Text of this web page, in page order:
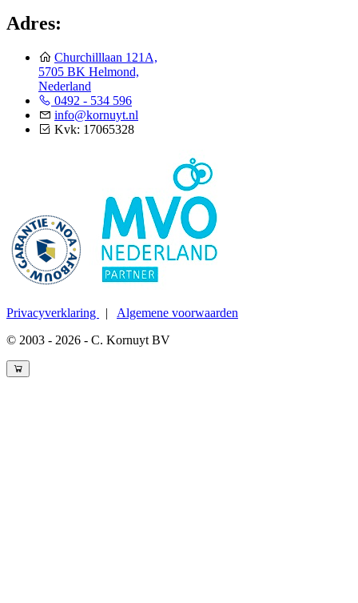
Adres:
Churchilllaan 121A,
5705 BK Helmond,
Nederland
0492 - 534 596
info@kornuyt.nl
Kvk: 17065328
Privacyverklaring | Algemene voorwaarden
© 2003 - 2026 - C. Kornuyt BV